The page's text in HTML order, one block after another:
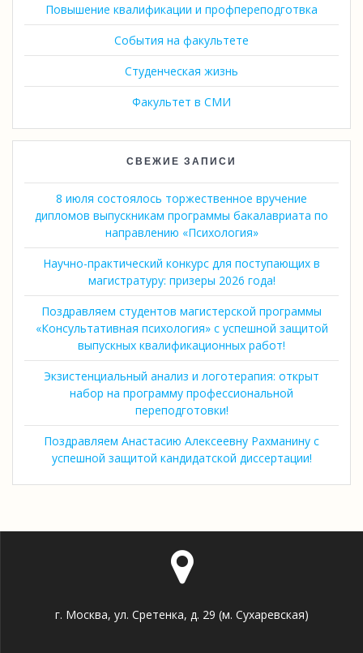
Повышение квалификации и профпереподготвка
События на факультете
Студенческая жизнь
Факультет в СМИ
СВЕЖИЕ ЗАПИСИ
8 июля состоялось торжественное вручение
дипломов выпускникам программы бакалавриата по
направлению «Психология»
Научно-практический конкурс для поступающих в
магистратуру: призеры 2026 года!
Поздравляем студентов магистерской программы
«Консультативная психология» с успешной защитой
выпускных квалификационных работ!
Экзистенциальный анализ и логотерапия: открыт
набор на программу профессиональной
переподготовки!
Поздравляем Анастасию Алексеевну Рахманину с
успешной защитой кандидатской диссертации!
г. Москва, ул. Сретенка, д. 29 (м. Сухаревская)